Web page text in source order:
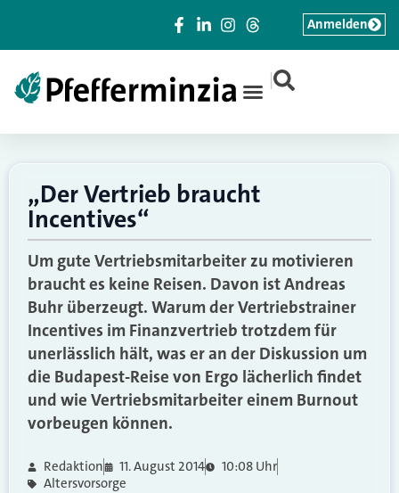
|
Anmelden
„Der Vertrieb braucht
Incentives“
Um gute Vertriebsmitarbeiter zu motivieren
braucht es keine Reisen. Davon ist Andreas
Buhr überzeugt. Warum der Vertriebstrainer
Incentives im Finanzvertrieb trotzdem für
unerlässlich hält, was er an der Diskussion um
die Budapest-Reise von Ergo lächerlich findet
und wie Vertriebsmitarbeiter einem Burnout
vorbeugen können.
Redaktion 11. August 2014
10:08 Uhr
Altersvorsorge